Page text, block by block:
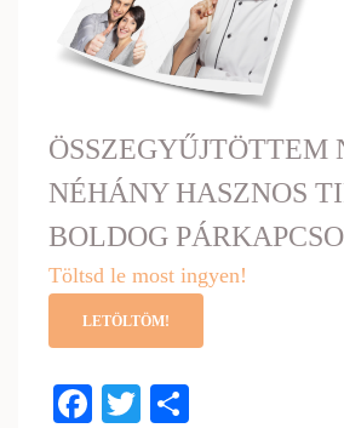
ÖSSZEGYŰJTÖTTEM
NÉHÁNY HASZNOS
BOLDOG
Töltsd le most ingyen!
LETÖLTÖM!
Facebook
Twitter